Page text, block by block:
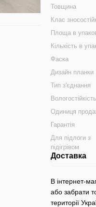
Товщина
Клас
Площа в
Кількість в
Фаска
Дизайн планки
Тип з'єднання
Вологостійкість
Одиниця
Гарантія
Для підлоги з
підігрівом
Доставка
В інтернет-
або забрати
території